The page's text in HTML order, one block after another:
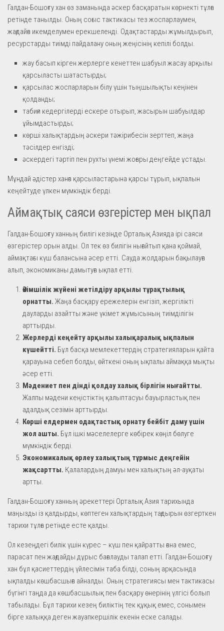
Галдан-Бошоғту хан өз заманында әскер басқаратын көрнекті тұлға
ретінде танылды. Оның соғыс тактикасы тез жоспарлаумен,
жағдайға икемделумен ерекшеленді. Одақтастарды жұмылдырып,
ресурстарды тиімді пайдалану оның жеңісінің кепілі болды.
жау басып кірген жерлерге кенеттен шабуыл жасау арқылы
қарсыласты шатастырды;
қарсылас жоспарларын білу үшін тыңшылықты кеңінен
қолданды;
табиғи кедергілерді ескере отырып, жасырын шабуылдар
ұйымдастырды;
көрші халықтардың әскери тәжірибесін зерттеп, жаңа
тәсілдер енгізді;
әскердегі тәртіп пен рухты үнемі жоғары деңгейде ұстады.
Мұндай әдістер ханға қарсыластарына қарсы тұрып, ықпалын
кеңейтуде үлкен мүмкіндік берді.
Аймақтық саяси өзгерістер мен ықпал
Галдан-Бошоғту ханның билігі кезінде Орталық Азияда ірі саяси
өзгерістер орын алды. Ол тек өз билігін нығайтып қана қоймай,
аймақтағы күш балансына әсер етті. Сауда жолдарын бақылауға
алып, экономиканы дамытуға ықпал етті.
Әкімшілік жүйені жетілдіру арқылы тұрақтылық
орнатты. Жаңа басқару ережелерін енгізіп, жергілікті
дауларды азайтты және үкімет жұмысының тиімділігін
арттырды.
Жерлерді кеңейту арқылы халықаралық ықпалын
күшейтті. Бұл басқа мемлекеттердің стратегияларын қайта
қарауына себеп болды, өйткені оның ықпалы аймаққа мықты
әсер етті.
Мәдениет пен дінді қолдау халық бірлігін нығайтты.
Жалпы мәдени кеңістіктің қалыптасуы бауырластық пен
адалдық сезімін арттырды.
Көрші елдермен одақтастық орнату бейбіт даму үшін
жол ашты. Бұл ішкі мәселелерге көбірек көңіл бөлуге
мүмкіндік берді.
Экономикалық өрлеу халықтың тұрмыс деңгейін
жақсартты. Қалалардың дамуы мен халықтың әл-ауқаты
артты.
Галдан-Бошоғту ханның әрекеттері Орталық Азия тарихында
маңызды із қалдырды, көптеген халықтардың тағдырын өзгерткен
тарихи тұлға ретінде есте қалды.
Ол кезеңдегі билік үшін күрес – күш пен қайратты ғана емес,
парасат пен жағдайды дұрыс бағалауды талап етті. Галдан-Бошоғту
хан бұл қасиеттердің үйлесімін таба білді, соның арқасында
ықпалды көшбасшыға айналды. Оның стратегиясы мен тактикасы
бүгінгі таңда да көшбасшылық пен басқару өнерінің үлгісі болып
табылады. Бұл тарихи кезең биліктің тек құқық емес, сонымен
бірге халыққа деген жауапкершілік екенін еске салады.